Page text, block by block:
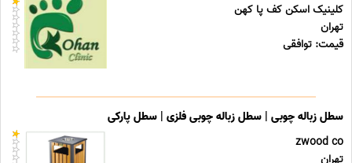
کلینیک اسکن کف پا کهن
تهران
قیمت: توافقی
سطل زباله چوبی | سطل زباله چوبی فلزی | سطل پارکی
zwood co